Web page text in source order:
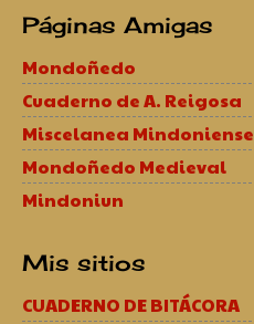
Páginas Amigas
Mondoñedo
Cuaderno de A. Reigosa
Miscelanea Mindoniense
Mondoñedo Medieval
Mindoniun
Mis sitios
CUADERNO DE BITÁCORA